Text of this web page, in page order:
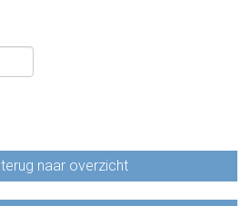
terug naar overzicht